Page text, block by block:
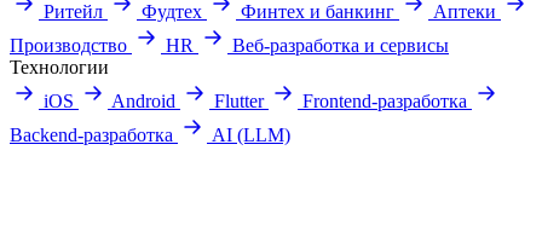
Ритейл
Фудтех Финтех и банкинг
Аптеки
Производство
HR
Веб-разработка и сервисы
Технологии
iOS
Android Flutter
Frontend-разработка
Backend-разработка
AI (LLM)